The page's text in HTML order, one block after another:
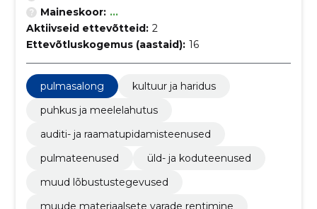
Maineskoor: ...
Aktiivseid ettevõtteid: 2
Ettevõtluskogemus (aastaid): 16
pulmasalong
kultuur ja haridus
puhkus ja meelelahutus
auditi- ja raamatupidamisteenused
pulmateenused
üld- ja koduteenused
muud lõbustustegevused
muude materiaalsete varade rentimine